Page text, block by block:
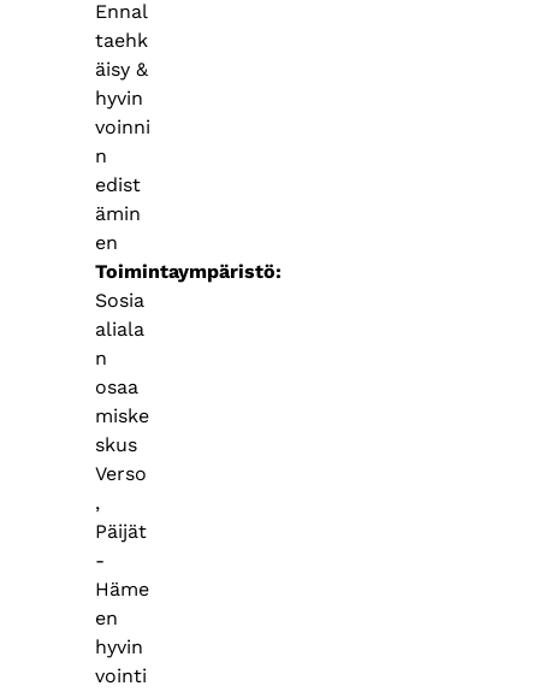
Ennal
taehk
äisy &
hyvin
voinni
n
edist
ämin
en
Toimintaympäristö
Sosia
aliala
n
osaa
miske
skus
Verso
,
Päijät
-
Häme
en
hyvin
vointi